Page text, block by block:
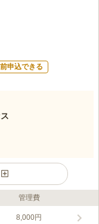
申込できる
霊苑です。静かな文教
管理費
8,000円